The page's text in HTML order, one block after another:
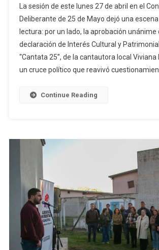
25”
Fue
Declarada
Patrimonio
Cultural
Por
En
Por
Intendente Egüen Sobre
Luna
La sesión de este lunes 27 de abril en el
Deliberante de 25 de Mayo dejó una
lectura: por un lado, la aprobación unánime
declaración de Interés Cultural y
“Cantata 25”, de la cantautora local Viviana
un cruce político que reavivó
Continue Reading